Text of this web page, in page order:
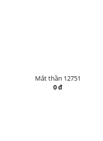
Mắt thần 12751
0 đ